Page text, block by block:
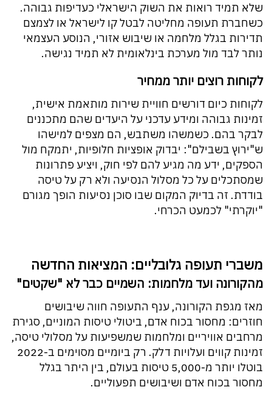
שלא תמיד רואות את השוק הישראלי כעדיפות גבוהה.
כשחברת תעופה מחליטה לבטל קו לישראל או לצמצם
תדירות בגלל מלחמה או שיבוש אזורי, הנוסע העצמאי
נותר לבד מול מערכת בינלאומית לא תמיד נגישה.
לקוחות רוצים יותר ממחיר
לקוחות כיום דורשים חוויית שירות מותאמת אישית,
זמינות גבוהה ומידע עדכני על היעדים שהם מתכננים
לבקר בהם. כשמשהו משתבש, הם מצפים למישהו
ש"ירוץ בשבילם": יבדוק אופציות חלופיות, יתמקח מול
הספקים, ידע מה מגיע להם לפי חוק, ויציע פתרונות
שמסתכלים על כל מסלול הנסיעה ולא רק על טיסה
בודדת. זה בדיוק המקום שבו סוכן נסיעות הופך מגורם
"יוקרתי" לכמעט הכרחי.
משברי תעופה גלובליים: המציאות החדשה
מהקורונה ועד מלחמות: השמיים כבר לא "שקטים"
מאז מגפת הקורונה, ענף התעופה חווה שיבושים
חוזרים: מחסור בכוח אדם, ביטולי טיסות המוניים, סגירת
מרחבים אוויריים ומלחמות שמשפיעות על מסלולי טיסה,
זמינות קווים ועלויות דלק. רק ביומיים מסוימים ב-2022
בוטלו יותר מ-5,000 טיסות בעולם, בין היתר בגלל
מחסור בכוח אדם ושיבושים תפעוליים.